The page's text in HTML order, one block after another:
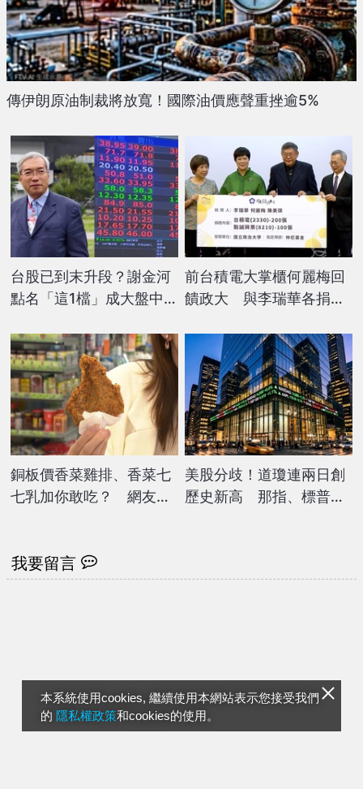
本系統使用cookies, 繼續使用本網站表示您接受我們
的 隱私權政策和cookies的使用。
傳伊朗原油制裁將放寬！國際油價應聲重挫逾5%
台股已到末升段？謝金河
點名「這1檔」成大盤中流
關鍵」
前台積電大掌櫃何麗梅回
饋政大 與李瑞華各捐百
銅板價香菜雞排、香菜七
七乳加你敢吃？ 網友標
美股分歧！道瓊連兩日創
歷史新高 那指、標普受
我要留言